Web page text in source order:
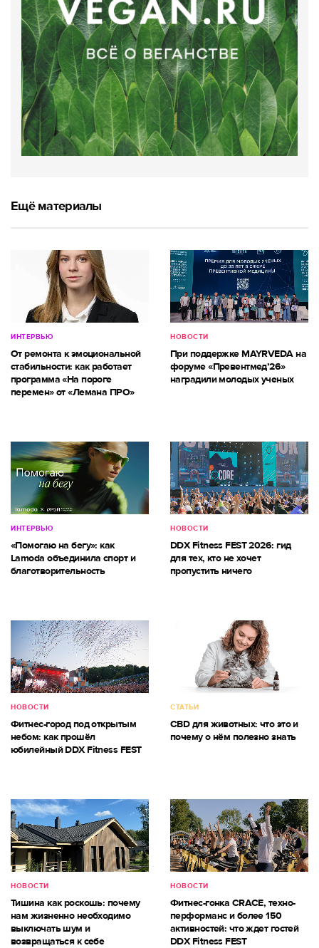
Ещё материалы
ИНТЕРВЬЮ
От ремонта к эмоциональной
стабильности: как работает
программа «На пороге
перемен» от «Лемана ПРО»
НОВОСТИ
При поддержке MAYRVEDA на
форуме «Превентмед’26»
наградили молодых ученых
ИНТЕРВЬЮ
«Помогаю на бегу»: как
Lamoda объединила спорт и
благотворительность
НОВОСТИ
DDX Fitness FEST 2026: гид
для тех, кто не хочет
пропустить ничего
НОВОСТИ
Фитнес-город под открытым
небом: как прошёл
юбилейный DDX Fitness FEST
СТАТЬИ
CBD для животных: что это и
почему о нём полезно знать
НОВОСТИ
Тишина как роскошь: почему
нам жизненно необходимо
выключать шум и
возвращаться к себе
НОВОСТИ
Фитнес-гонка CRACE, техно-
перформанс и более 150
активностей: что ждет гостей
DDX Fitness FEST